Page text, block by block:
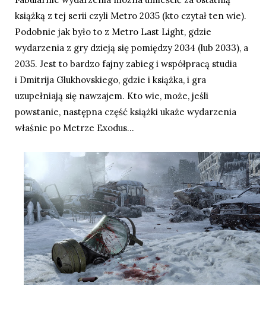
książką z tej serii czyli Metro 2035 (kto czytał ten wie).
Podobnie jak było to z Metro Last Light, gdzie
wydarzenia z gry dzieją się pomiędzy 2034 (lub 2033), a
2035. Jest to bardzo fajny zabieg i współpracą studia
i Dmitrija Glukhovskiego, gdzie i książka, i gra
uzupełniają się nawzajem. Kto wie, może, jeśli
powstanie, następna część książki ukaże wydarzenia
właśnie po Metrze Exodus...